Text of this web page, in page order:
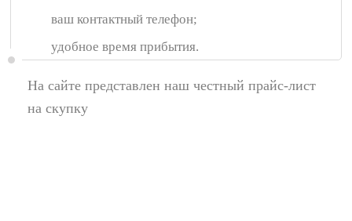
ваш контактный телефон;
удобное время прибытия.
На сайте представлен наш честный прайс-лист
на скупку